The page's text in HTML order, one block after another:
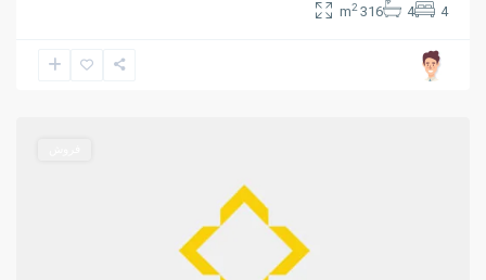
4
4
316 m
2